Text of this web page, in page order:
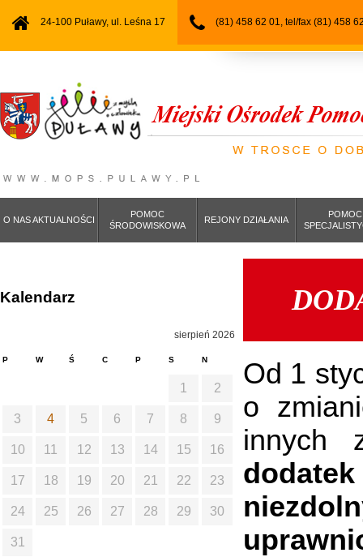
24-100 Puławy, ul. Leśna 17 (81) 458 62 01, tel/fax (81) 458
O NAS AKTUALNOŚCI
POMOC
ŚRODOWISKOWA
REJONY DZIAŁANIA
POMOC
Od 1
o
innych
Kalendarz
sierpień 2026
P W Ś C P S N
1 2
3 4 5 6 7 8 9
10 11 12 13 14 15 16
17 18 19 20 21 22 23
24 25 26 27 28 29 30
31